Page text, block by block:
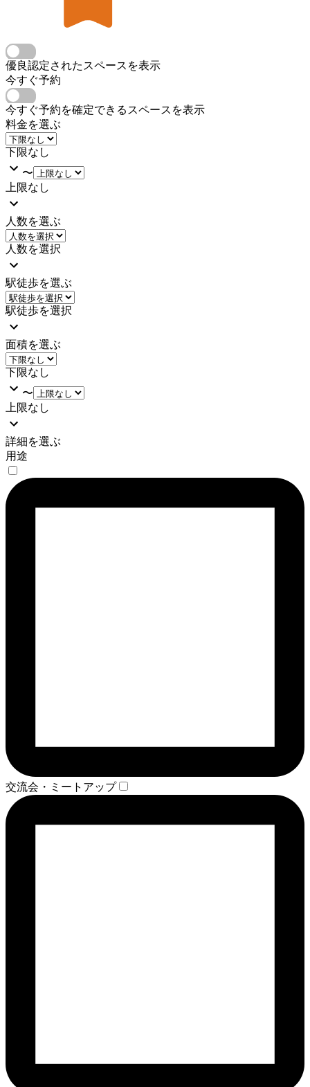
優良認定されたスペースを表示
今すぐ予約
今すぐ予約を確定できるスペースを表示
料金を選ぶ
下限なし
〜
上限なし
人数を選ぶ
人数を選択
駅徒歩を選ぶ
駅徒歩を選択
面積を選ぶ
下限なし
〜
上限なし
詳細を選ぶ
用途
交流会・ミートアップ